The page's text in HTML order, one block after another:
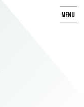
MENU